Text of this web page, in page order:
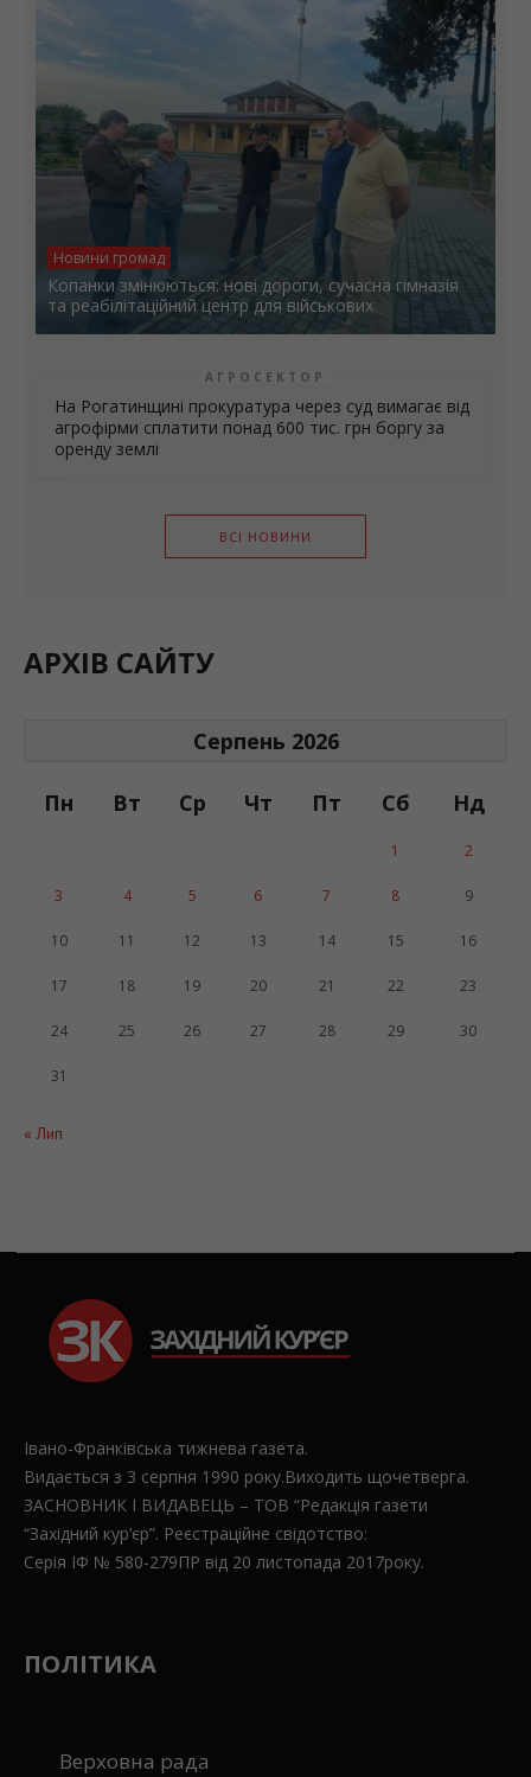
Новини громад
Копанки змінюються: нові дороги, сучасна гімназія
та реабілітаційний центр для військових
АГРОСЕКТОР
На Рогатинщині прокуратура через суд вимагає від
агрофірми сплатити понад 600 тис. грн боргу за
оренду землі
ВСІ НОВИНИ
АРХІВ САЙТУ
Серпень 2026
Пн Вт Ср Чт Пт Сб Нд
« Лип
1 2
3 4 5 6 7 8 9
10 11 12 13 14 15 16
17 18 19 20 21 22 23
24 25 26 27 28 29 30
31
Івано-Франківська тижнева газета.
Видається з 3 серпня 1990 року.Виходить щочетверга.
ЗАСНОВНИК І ВИДАВЕЦЬ – ТОВ “Редакція газети
“Західний кур’єр”. Реєстраційне свідотство:
Серія ІФ № 580-279ПР від 20 листопада 2017року.
ПОЛІТИКА
Верховна рада